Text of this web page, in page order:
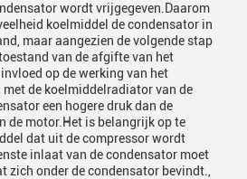
wordt vrijgegeven.Daarom
koelmiddel de condensator in
maar aangezien de volgende stap
van de afgifte van het
op de werking van het
de koelmiddelradiator van de
een hogere druk dan de
de motor.Het is belangrijk op te
dat uit de compressor wordt
inlaat van de condensator moet
zich onder de condensator bevindt.,